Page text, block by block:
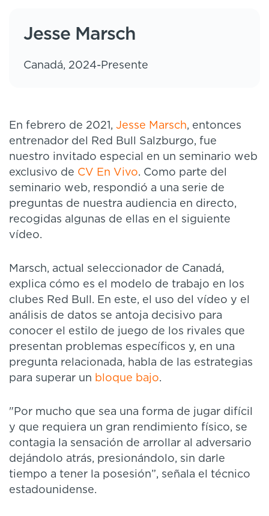
Jesse Marsch
Canadá, 2024-Presente
En febrero de 2021, Jesse Marsch, entonces
entrenador del Red Bull Salzburgo, fue
nuestro invitado especial en un seminario web
exclusivo de CV En Vivo. Como parte del
seminario web, respondió a una serie de
preguntas de nuestra audiencia en directo,
recogidas algunas de ellas en el siguiente
vídeo.
Marsch, actual seleccionador de Canadá,
explica cómo es el modelo de trabajo en los
clubes Red Bull. En este, el uso del vídeo y el
análisis de datos se antoja decisivo para
conocer el estilo de juego de los rivales que
presentan problemas específicos y, en una
pregunta relacionada, habla de las estrategias
para superar un bloque bajo.
"Por mucho que sea una forma de jugar difícil
y que requiera un gran rendimiento físico, se
contagia la sensación de arrollar al adversario
dejándolo atrás, presionándolo, sin darle
tiempo a tener la posesión”, señala el técnico
estadounidense.